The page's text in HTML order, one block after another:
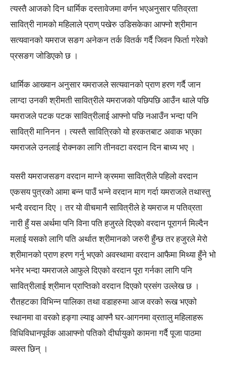
त्यस्तै आजको दिन धार्मिक दस्तावेजमा वर्णन भएअनुसार पतिव्रता
सावित्री नामको महिलाले प्राण् पखेरु उडिसकेका आफ्नो श्रीमान
सत्यवानको यमराज सङग अनेकन तर्क वितर्क गर्दै जिवन फिर्ता गरेको
प्रसङग जोडिएको छ ।
धार्मिक आख्यान अनुसार यमराजले सत्यवानको प्राण हरण गर्दै जान
लाग्दा उनकी श्रीमती सावित्रीले यमराजको पछिपछि आउँन थाले पछि
यमराजले पटक पटक सावित्रीलाई आफ्नो पछि नआउँन भन्दा पनि
सावित्री मानिनन । त्यस्तै सावित्रिको यो हरकतबाट अवाक भएका
यमराजले उनलाई रोक्नका लागि तीनवटा वरदान दिन बाध्य भए ।
यसरी यमराजसङग वरदान माग्ने क्रममा सावित्रीले पहिलो वरदान
एकसय पुत्रको आमा बन्न पाउँ भन्ने वरदान माग गर्दा यमराजले तथास्तु
भन्दै वरदान दिए । तर यो वीचमानै सावित्रीले हे यमराज म पतिव्रता
नारी हुँ यस अर्थमा पनि विना पति हजुरले दिएको वरदान पूरागर्न मिल्दैन
मलाई यसको लागि पति अर्थात श्रीमानको जरुरी हुँन्छ तर हजुरले मेरो
श्रीमानको प्राण हरण गर्नु भएको अवस्थामा वरदान आफैमा मिथ्या हुँने भो
भनेर भन्दा यमराजले आफुले दिएको वरदान पूरा गर्नका लागि पनि
सावित्रीलाई श्रीमान प्राप्तिको वरदान दिएको प्रसंग उल्लेख छ ।
रौतहटका विभिन्न पालिका तथा वडाहरुमा आज वरको रूख भएको
स्थानमा वा वरको हङ्गा ल्याइ आफ्नै घर-आगनमा व्रतालु महिलाहरू
विधिविधानपूर्वक आआफ्नो पतिको दीर्घायुको कामना गर्दै पूजा पाठमा
व्यस्त छिन् ।